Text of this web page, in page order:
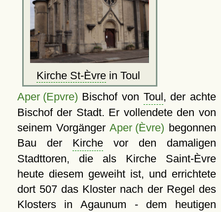
Kirche St-Èvrein Toul
Aper (Epvre) Bischof von Toul, der achte
Bischof der Stadt. Er vollendete den von
seinem VorgängerAper (Èvre) begonnen
Bau der Kirchevor den damaligen
Stadttoren, die als Kirche Saint-Èvre
heute diesem geweiht ist, und errichtete
dort 507 das Kloster nach der Regel des
Klosters in Agaunum - dem heutigen